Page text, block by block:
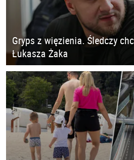
Gryps z więzienia. Śledczy
Łukasza Żaka